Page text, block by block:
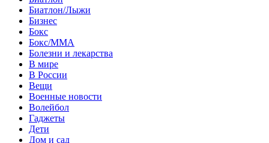
Биатлон/Лыжи
Бизнес
Бокс
Бокс/MMA
Болезни и лекарства
В мире
В России
Вещи
Военные новости
Волейбол
Гаджеты
Дети
Дом и сад